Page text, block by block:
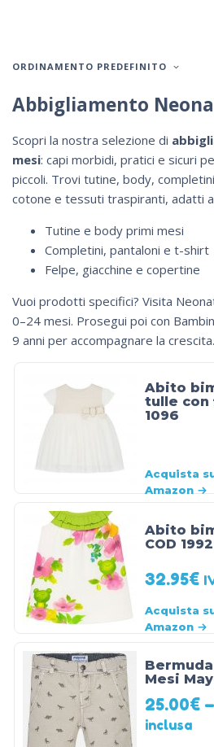
ORDINAMENTO PREDEFINITO
Abbigliamento
Scopri la nostra selezione di
mesi: capi morbidi, pratici e sicuri
piccoli. Trovi tutine, body,
cotone e tessuti traspiranti, adatti
Tutine e body primi mesi
Completini, pantaloni e t-shirt
Felpe, giacchine e copertine
Vuoi prodotti specifici? Visita
0–24 mesi. Prosegui poi con
9 anni per accompagnare la crescita.
Abito
tulle con
1096
Acquista
Amazon
Abito
COD 1992
32.95€
Acquista
Amazon
Mesi
25.00€–
inclusa